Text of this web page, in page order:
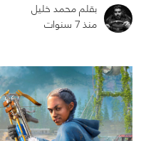
بقلم محمد خليل
منذ 7 سنوات